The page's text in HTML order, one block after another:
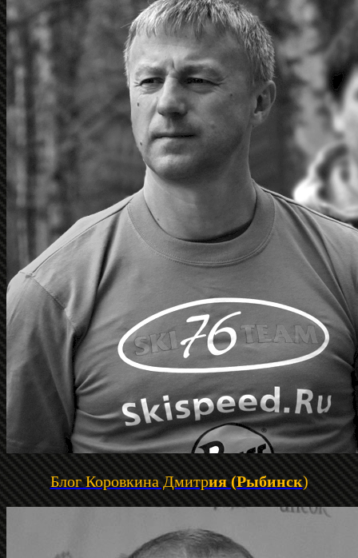
Блог Коровкина Дмитрия (Рыбинск)